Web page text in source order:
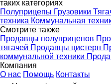
таких категориях
Полуприцепы Грузовики
техника Коммунальная
Смотрите также
Продавцы полуприцепов
тягачей Продавцы цистерн
коммунальной техники
Компания
О нас Помощь Контакты